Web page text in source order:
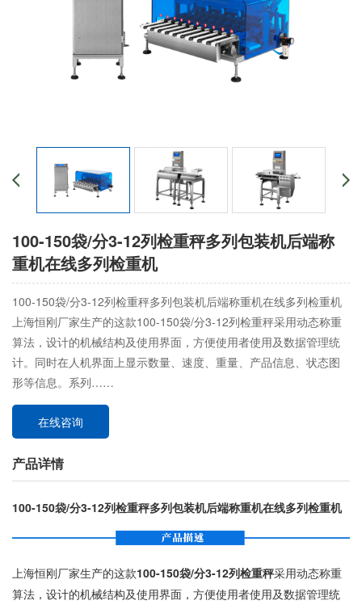
100-150袋/分3-12列检重秤多列包装机后端称
重机在线多列检重机
100-150袋/分3-12列检重秤多列包装机后端称重机在线多列检重机
上海恒刚厂家生产的这款100-150袋/分3-12列检重秤采用动态称重
算法，设计的机械结构及使用界面，方便使用者使用及数据管理统
计。同时在人机界面上显示数量、速度、重量、产品信息、状态图
形等信息。系列……
在线咨询
产品详情
100-150袋/分3-12列检重秤多列包装机后端称重机在线多列检重机
上海恒刚厂家生产的这款100-150袋/分3-12列检重秤采用动态称重
算法，设计的机械结构及使用界面，方便使用者使用及数据管理统